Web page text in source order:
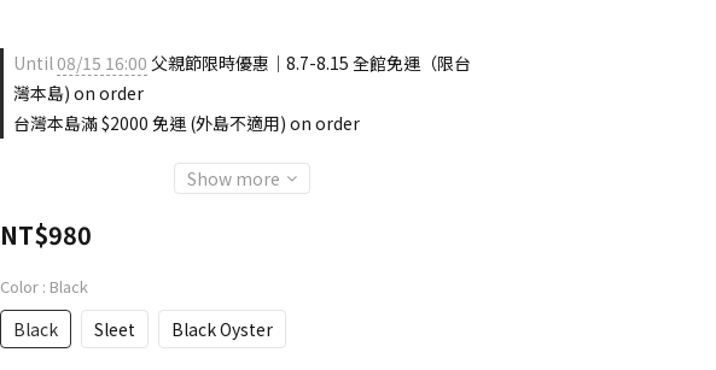
Until08/15 16:00 父親節限時優惠｜8.7-8.15 全館免運（限台
灣本島) on order
台灣本島滿 $2000 免運 (外島不適用) on order
Show more
NT$980
Color : Black
Black Sleet Black Oyster